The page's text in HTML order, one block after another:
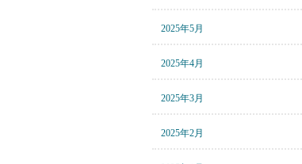
2025年5月
2025年4月
2025年3月
2025年2月